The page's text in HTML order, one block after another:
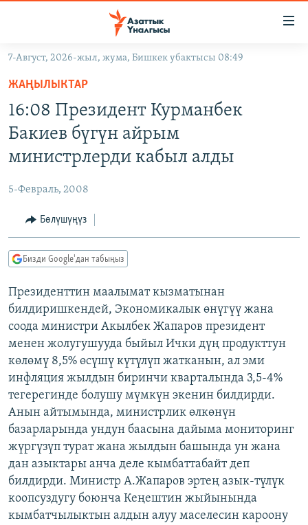
Навигацияга
өтүңүз
салыңызКЫРГЫЗСТАН
МАДАНИЯТ
ТВ ПРОГРАММАЛАР
БҮГҮН АЗАТТЫКТА
ДАНИСТЕ
АЗАТТЫК+
ЫҢГАЙСЫЗ СУРООЛОР
ПОДКАСТ
ОНЛАЙН ШЕРИНЕ
ЭЕ/АРнун бардык сайттары
7-Август, 2026-жыл, жума, Бишкек убактысы 08:49
ЖАҢЫЛЫКТАР
16:08 Президент Курманбек
Бакиев бүгүн айрым
министрлерди кабыл алды
5-Февраль, 2008
Бөлүшүңүз
Бизди Google'дан табыңыз
Президенттин маалымат кызматынан
билдиришкендей, Экономикалык өнүгүү жана
соода министри Акылбек Жапаров президент
менен жолугушууда быйыл Ички дүң продукттун
көлөмү 8,5% өсүшү күтүлүп жатканын, ал эми
инфляция жылдын биринчи кварталында 3,5-4%
тегерегинде болушу мүмкүн экенин билдирди.
Анын айтымында, министрлик өлкөнүн
базарларында ундун баасына дайыма мониторинг
жүргүзүп турат жана жылдын башында ун жана
дан азыктары анча деле кымбаттабайт деп
билдирди. Министр А.Жапаров эртең азык-түлүк
коопсуздугу боюнча Кеңештин жыйынында
кымбатчылыктын алдын алуу маселесин кароону